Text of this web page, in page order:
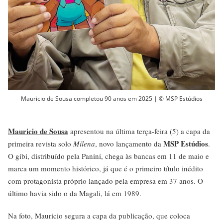
Mauricio de Sousa completou 90 anos em 2025 | © MSP Estúdios
Mauricio de Sousa apresentou na última terça-feira (5) a capa da
primeira revista solo Milena, novo lançamento da MSP Estúdios.
O gibi, distribuído pela Panini, chega às bancas em 11 de maio e
marca um momento histórico, já que é o primeiro título inédito
com protagonista próprio lançado pela empresa em 37 anos. O
último havia sido o da Magali, lá em 1989.
Na foto, Mauricio segura a capa da publicação, que coloca